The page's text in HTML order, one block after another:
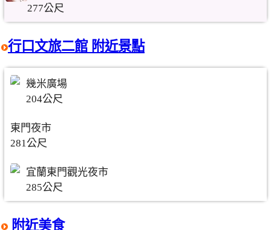
277公尺
行口文旅二館 附近景點
幾米廣場
204公尺
東門夜市
281公尺
宜蘭東門觀光夜市
285公尺
附近美食